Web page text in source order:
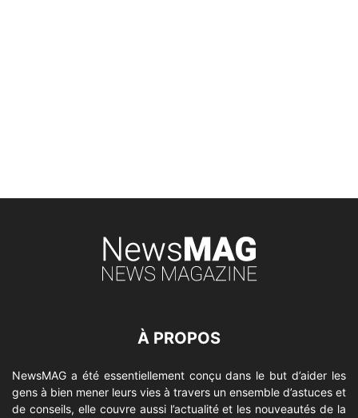
À PROPOS
NewsMAG a été essentiellement conçu dans le but d’aider les
gens à bien mener leurs vies à travers un ensemble d’astuces et
de conseils, elle couvre aussi l’actualité et les nouveautés de la